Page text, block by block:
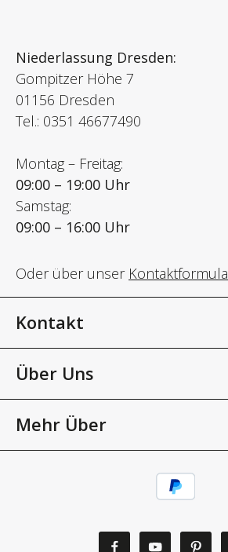
Niederlassung Dresden:
Gompitzer Höhe 7
01156 Dresden
Tel.: 0351 46677490
Montag – Freitag:
09:00 – 19:00 Uhr
Samstag:
09:00 – 16:00 Uhr
Oder über unser
Kontakt
Über Uns
Mehr Über